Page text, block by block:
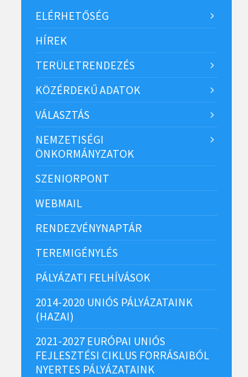
ELÉRHETŐSÉG
HÍREK
TERÜLETRENDEZÉS
KÖZÉRDEKŰ ADATOK
VÁLASZTÁS
NEMZETISÉGI
ÖNKORMÁNYZATOK
SZENIORPONT
WEBMAIL
RENDEZVÉNYNAPTÁR
TEREMIGÉNYLÉS
PÁLYÁZATI FELHÍVÁSOK
2014-2020 UNIÓS PÁLYÁZATAINK
(HAZAI)
2021-2027 EURÓPAI UNIÓS
FEJLESZTÉSI CIKLUS FORRÁSAIBÓL
NYERTES PÁLYÁZATAINK